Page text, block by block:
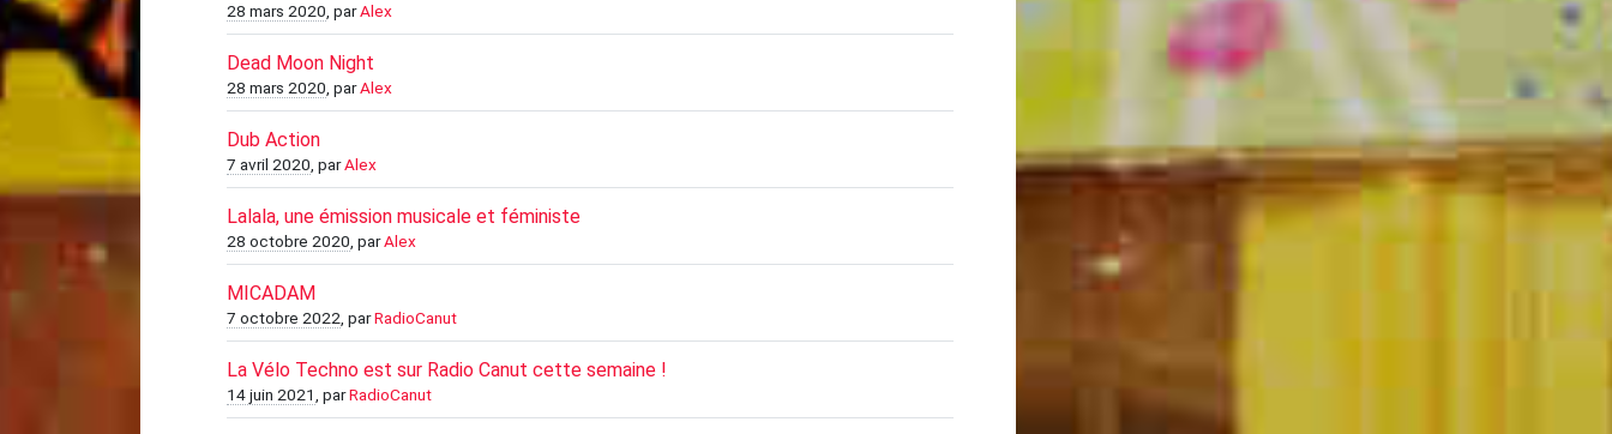
28 mars 2020 , parAlex
Dead Moon Night
28 mars 2020 , parAlex
Dub Action
7 avril 2020 , parAlex
Lalala, une émission musicale et féministe
28 octobre 2020 , parAlex
MICADAM
7 octobre 2022 , parRadioCanut
La Vélo Techno est sur Radio Canut cette semaine !
14 juin 2021 , parRadioCanut